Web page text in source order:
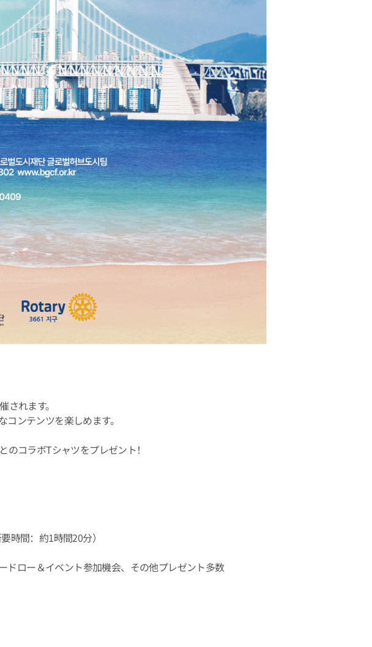
れます。
ンテンツを楽しめます。
コラボTシャツをプレゼント！
間：約1時間20分）
ロー＆イベント参加機会、その他プレゼント多数